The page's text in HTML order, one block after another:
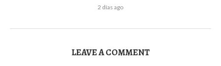
2 días ago
LEAVE A COMMENT